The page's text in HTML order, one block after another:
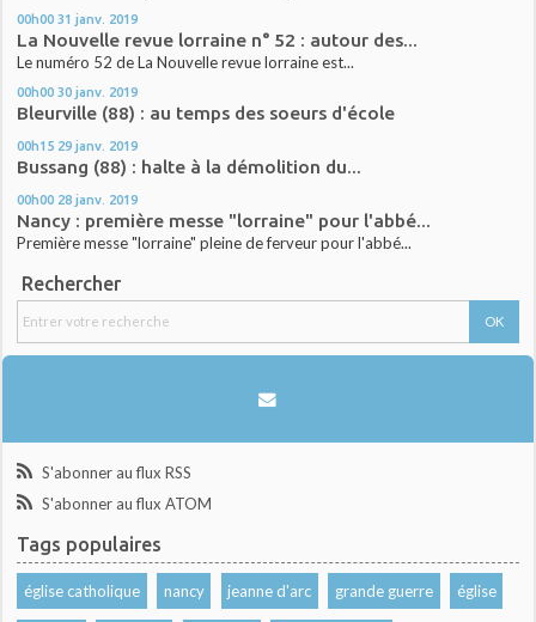
00h00 31 janv. 2019
La Nouvelle revue lorraine n° 52 : autour des...
Le numéro 52 de La Nouvelle revue lorraine est...
00h00 30 janv. 2019
Bleurville (88) : au temps des soeurs d'école
00h15 29 janv. 2019
Bussang (88) : halte à la démolition du...
00h00 28 janv. 2019
Nancy : première messe "lorraine" pour l'abbé...
Première messe "lorraine" pleine de ferveur pour l'abbé...
Rechercher
S'abonner au flux RSS
S'abonner au flux ATOM
Tags populaires
église catholique nancy jeanne d'arc grande guerre église